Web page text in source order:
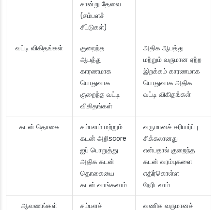
சான்று தேவை
(சம்பளச்
சீட்டுகள்)
வட்டி விகிதங்கள்
குறைந்த
ஆபத்து
காரணமாக
பொதுவாக
குறைந்த வட்டி
விகிதங்கள்
அதிக ஆபத்து
மற்றும் வருமான ஏற்ற
இறக்கம் காரணமாக
பொதுவாக அதிக
வட்டி விகிதங்கள்
கடன் தொகை
சம்பளம் மற்றும்
கடன் அறிscore
ஐப் பொறுத்து
அதிக கடன்
தொகையை
கடன் வாங்கலாம்
வருமானச் சரிபார்ப்பு
சிக்கலானது
என்பதால் குறைந்த
கடன் வரம்புகளை
எதிர்கொள்ள
நேரிடலாம்
ஆவணங்கள் சம்பளச் வணிக வருமானச்